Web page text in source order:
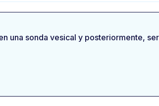
una sonda vesical y posteriormente,